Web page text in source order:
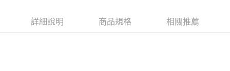
詳細說明 商品規格 相關推薦